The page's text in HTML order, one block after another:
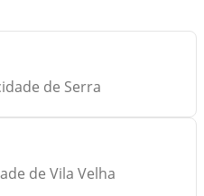
de Serra
de Vila Velha